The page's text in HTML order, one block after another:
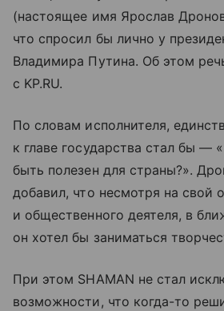
(настоящее имя Ярослав
что спросил бы лично у
Владимира Путина. Об этом
с KP.RU.
По словам исполнителя,
к главе государства стал бы —
быть полезен для страны?».
добавил, что несмотря на свой
и общественного деятеля, в
он хотел бы заниматься
При этом SHAMAN не стал
возможности, что когда-то